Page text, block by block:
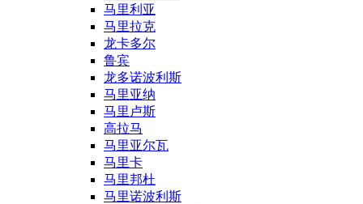
马里利亚
马里拉克
龙卡多尔
鲁宾
龙多诺波利斯
马里亚纳
马里卢斯
高拉马
马里亚尔瓦
马里卡
马里邦杜
马里诺波利斯